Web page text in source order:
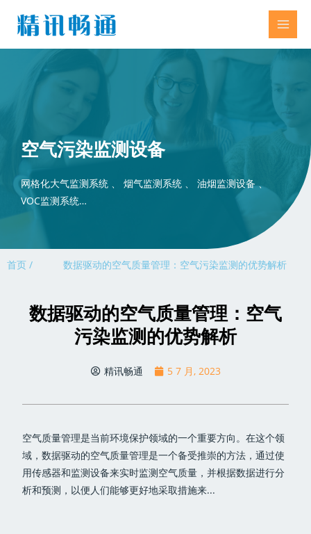
空气污染监测设备
网格化大气监测系统 、 烟气监测系统 、 油烟监测设备 、
VOC监测系统…
首页 / 数据驱动的空气质量管理：空气污染监测的优势解析
数据驱动的空气质量管理：空气
污染监测的优势解析
精讯畅通 5 7 月, 2023
空气质量管理是当前环境保护领域的一个重要方向。在这个领
域，数据驱动的空气质量管理是一个备受推崇的方法，通过使
用传感器和监测设备来实时监测空气质量，并根据数据进行分
析和预测，以便人们能够更好地采取措施来...